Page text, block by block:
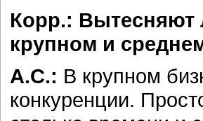
Корр.: Вытесняют
крупном и
А.С.: В крупном
конкуренции.